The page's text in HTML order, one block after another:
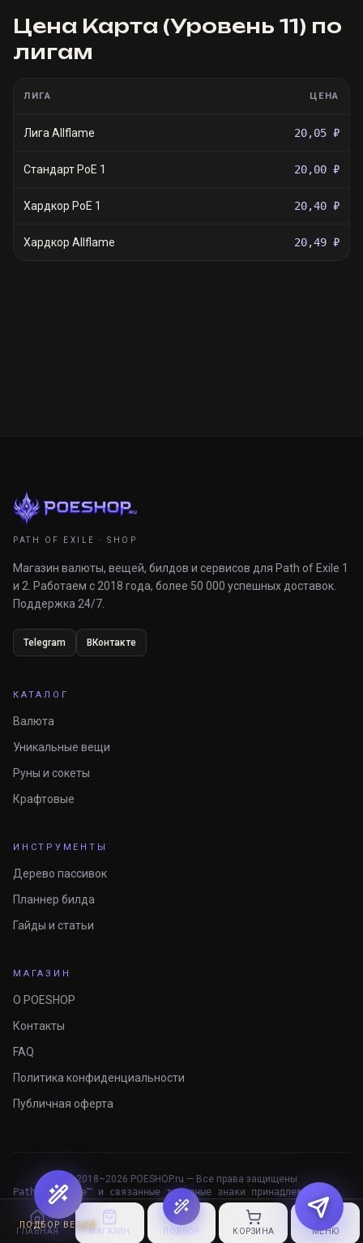
Цена Карта (Уровень 11) по
лигам
ЛИГА ЦЕНА
Лига Allflame 20,05 ₽
Стандарт PoE 1 20,00 ₽
Хардкор PoE 1 20,40 ₽
Хардкор Allflame 20,49 ₽
PATH OF EXILE · SHOP
Магазин валюты, вещей, билдов и сервисов для Path of Exile 1
и 2. Работаем с 2018 года, более 50 000 успешных доставок.
Поддержка 24/7.
Telegram ВКонтакте
КАТАЛОГ
Валюта
Уникальные вещи
Руны и сокеты
Крафтовые
ИНСТРУМЕНТЫ
Дерево пассивок
Планнер билда
Гайды и статьи
МАГАЗИН
О POESHOP
Контакты
FAQ
Политика конфиденциальности
Публичная оферта
© 2018–2026 POESHOP.ru — Все права защищены
Path of Exile™ и связанные товарные знаки принадлежат
Grinding Gear Games.
ГЛАВНАЯ МАГАЗИН ПОДБОР КОРЗИНА МЕНЮ
ПОДБОР ВЕЩЕЙ